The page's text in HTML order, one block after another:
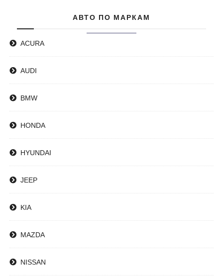
АВТО ПО МАРКАМ
ACURA
AUDI
BMW
HONDA
HYUNDAI
JEEP
KIA
MAZDA
NISSAN